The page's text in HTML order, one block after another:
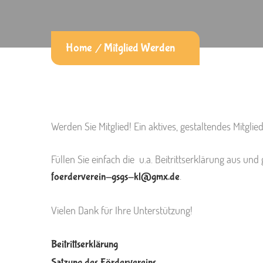
Home Mitglied Werden
Werden Sie Mitglied! Ein aktives, gestaltendes
Füllen Sie einfach die u.a. Beitrittserklärung aus
foerderverein-gsgs-kl@gmx.de
Vielen Dank für Ihre Unterstützung!
Beitrittserklärung